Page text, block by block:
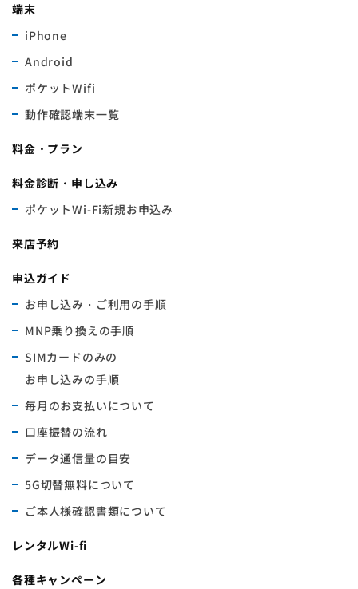
端末
iPhone
Android
ポケットWifi
動作確認端末一覧
料金・プラン
料金診断・申し込み
ポケットWi-Fi新規お申込み
来店予約
申込ガイド
お申し込み・ご利用の手順
MNP乗り換えの手順
SIMカードのみの
お申し込みの手順
毎月のお支払いについて
口座振替の流れ
データ通信量の目安
5G切替無料について
ご本人様確認書類について
レンタルWi-fi
各種キャンペーン